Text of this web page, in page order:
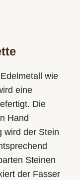
wie
eine
Die
Hand
wird der Stein
Steinen
der Fasser